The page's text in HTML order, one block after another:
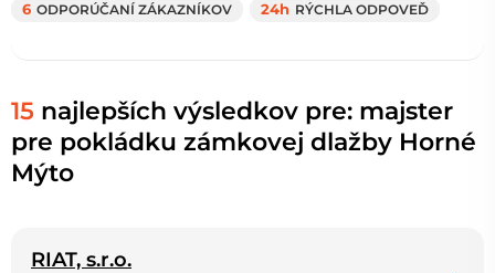
6 ODPORÚČANÍ ZÁKAZNÍKOV 24h RÝCHLA ODPOVEĎ
15 najlepších výsledkov pre: majster
pre pokládku zámkovej dlažby Horné
Mýto
RIAT, s.r.o.